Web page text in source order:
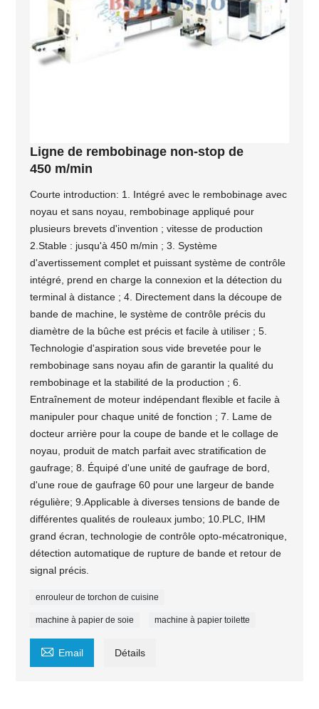
Ligne de rembobinage non-stop de
450 m/min
Courte introduction: 1. Intégré avec le rembobinage avec
noyau et sans noyau, rembobinage appliqué pour
plusieurs brevets d'invention ; vitesse de production
2.Stable : jusqu'à 450 m/min ; 3. Système
d'avertissement complet et puissant système de contrôle
intégré, prend en charge la connexion et la détection du
terminal à distance ; 4. Directement dans la découpe de
bande de machine, le système de contrôle précis du
diamètre de la bûche est précis et facile à utiliser ; 5.
Technologie d'aspiration sous vide brevetée pour le
rembobinage sans noyau afin de garantir la qualité du
rembobinage et la stabilité de la production ; 6.
Entraînement de moteur indépendant flexible et facile à
manipuler pour chaque unité de fonction ; 7. Lame de
docteur arrière pour la coupe de bande et le collage de
noyau, produit de match parfait avec stratification de
gaufrage; 8. Équipé d'une unité de gaufrage de bord,
d'une roue de gaufrage 60 pour une largeur de bande
régulière; 9.Applicable à diverses tensions de bande de
différentes qualités de rouleaux jumbo; 10.PLC, IHM
grand écran, technologie de contrôle opto-mécatronique,
détection automatique de rupture de bande et retour de
signal précis.
enrouleur de torchon de cuisine
machine à papier de soie machine à papier toilette
 Email Détails